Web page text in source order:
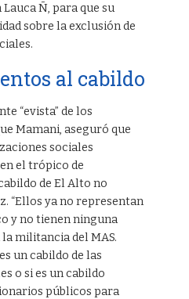
Ñ, para que su
sobre la exclusión de
al cabildo
“evista” de los
Mamani, aseguró que
sociales
el trópico de
de El Alto no
“Ellos ya no representan
y no tienen ninguna
militancia del MAS.
un cabildo de las
o si es un cabildo
públicos para